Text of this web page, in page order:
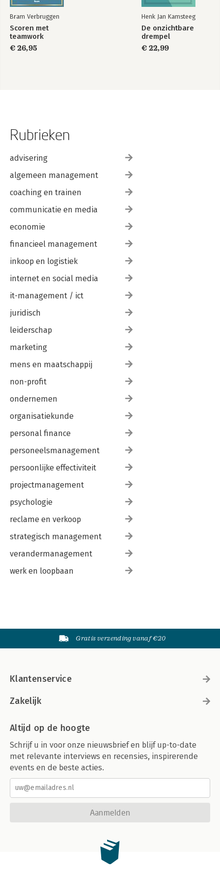
Bram Verbruggen
Scoren met
teamwork
€ 26,95
Henk Jan Kamsteeg
De onzichtbare
drempel
€ 22,99
Rubrieken
advisering
algemeen management
coaching en trainen
communicatie en media
economie
financieel management
inkoop en logistiek
internet en social media
it-management / ict
juridisch
leiderschap
marketing
mens en maatschappij
non-profit
ondernemen
organisatiekunde
personal finance
personeelsmanagement
persoonlijke effectiviteit
projectmanagement
psychologie
reclame en verkoop
strategisch management
verandermanagement
werk en loopbaan
Gratis verzending vanaf €20
Klantenservice
Zakelijk
Altijd op de hoogte
Schrijf u in voor onze nieuwsbrief en blijf up-to-date
met relevante interviews en recensies, inspirerende
events en de beste acties.
Aanmelden